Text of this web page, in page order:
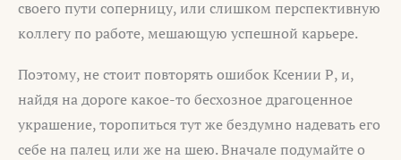
своего пути соперницу, или слишком перспективную
коллегу по работе, мешающую успешной карьере.
Поэтому, не стоит повторять ошибок Ксении Р, и,
найдя на дороге какое-то бесхозное драгоценное
украшение, торопиться тут же бездумно надевать его
себе на палец или же на шею. Вначале подумайте о